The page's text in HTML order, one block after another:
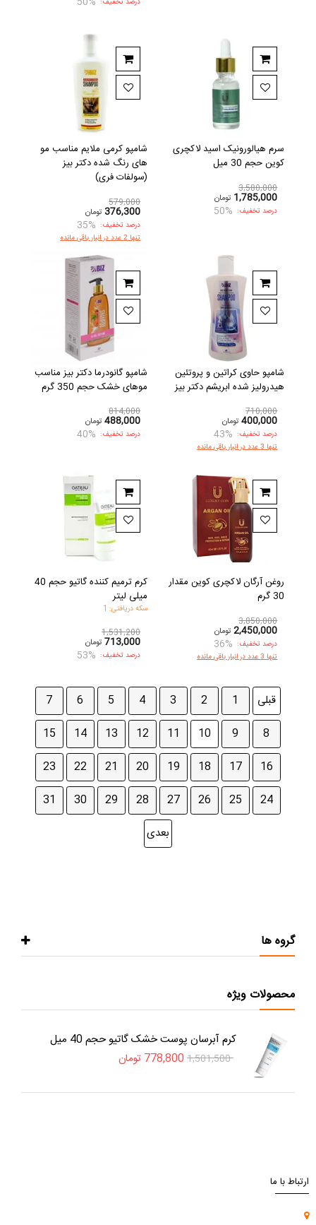
سرم هیالورونیک اسید لاکچری
کوین حجم 30 میل
3,580,000
1,785,000 تومان
درصد تخفیف: 50%
شامپو کرمی ملایم مناسب مو
های رنگ شده دکتر بیز
(سولفات فری)
579,000
376,300 تومان
درصد تخفیف: 35%
تنها 2 عدد در انبار باقی مانده
شامپو حاوی کراتین و پروتئین
هیدرولیز شده ابریشم دکتر بیز
710,000
400,000 تومان
درصد تخفیف: 43%
تنها 3 عدد در انبار باقی مانده
شامپو گانودرما دکتر بیز مناسب
موهای خشک حجم 350 گرم
814,000
488,000 تومان
درصد تخفیف: 40%
روغن آرگان لاکچری کوین مقدار
30 گرم
3,850,000
2,450,000 تومان
درصد تخفیف: 36%
تنها 3 عدد در انبار باقی مانده
کرم ترمیم کننده گاتیو حجم 40
میلی لیتر
سکه دریافتی: 1
1,531,200
713,000 تومان
درصد تخفیف: 53%
قبلی 1
2
3
4
5
6
7
8
9
10
11
12
13
14
15
16
17
18
19
20
21
22
23
24
25
26
27
28
29
30
31
بعدی
گروه ها
محصولات ویژه
کرم آبرسان پوست خشک گاتیو حجم 40 میل
1,501,500
778,800 تومان
ارتباط با ما